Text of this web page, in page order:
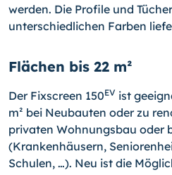
werden. Die Profile und
unterschiedlichen Farben
Flächen bis 22 m²
Der Fixscreen 150EV ist
m² bei Neubauten oder zu
privaten Wohnungsbau oder
(Krankenhäu­sern,
Schulen, …). Neu ist die